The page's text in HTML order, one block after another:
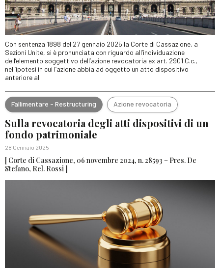
Con sentenza 1898 del 27 gennaio 2025 la Corte di Cassazione, a
Sezioni Unite, si è pronunciata con riguardo all’individuazione
dell’elemento soggettivo dell’azione revocatoria ex art. 2901 C.c.,
nell’ipotesi in cui l’azione abbia ad oggetto un atto dispositivo
anteriore al
Fallimentare - Restructuring Azione revocatoria
Sulla revocatoria degli atti dispositivi di un
fondo patrimoniale
28 Gennaio 2025
[ Corte di Cassazione, 06 novembre 2024, n. 28593 – Pres. De
Stefano, Rel. Rossi ]